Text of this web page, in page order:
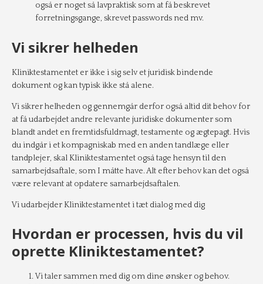
også er noget så lavpraktisk som at få beskrevet
forretningsgange, skrevet passwords ned mv.
Vi sikrer helheden
Kliniktestamentet er ikke i sig selv et juridisk bindende
dokument og kan typisk ikke stå alene.
Vi sikrer helheden og gennemgår derfor også altid dit behov for
at få udarbejdet andre relevante juridiske dokumenter som
blandt andet en fremtidsfuldmagt, testamente og ægtepagt. Hvis
du indgår i et kompagniskab med en anden tandlæge eller
tandplejer, skal Kliniktestamentet også tage hensyn til den
samarbejdsaftale, som I måtte have. Alt efter behov kan det også
være relevant at opdatere samarbejdsaftalen.
Vi udarbejder Kliniktestamentet i tæt dialog med dig
Hvordan er processen, hvis du vil
oprette Kliniktestamentet?
Vi taler sammen med dig om dine ønsker og behov.